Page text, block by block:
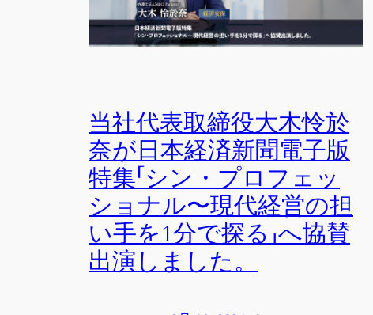
当社代表取締役大木怜於
奈が日本経済新聞電子版
特集「シン・プロフェッ
ショナル〜現代経営の担
い手を1分で探る」へ協賛
出演しました。